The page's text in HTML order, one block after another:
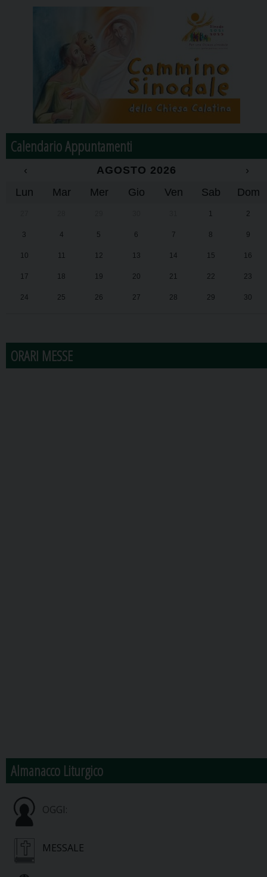
Calendario Appuntamenti
‹ AGOSTO 2026
›
Lun
Mar Mer Gio Ven Sab Dom
1 2
3 4 5 6 7 8 9
10 11 12 13 14 15 16
17 18 19 20 21 22 23
24 25 26 27 28 29 30
ORARI MESSE
Almanacco Liturgico
OGGI:
MESSALE